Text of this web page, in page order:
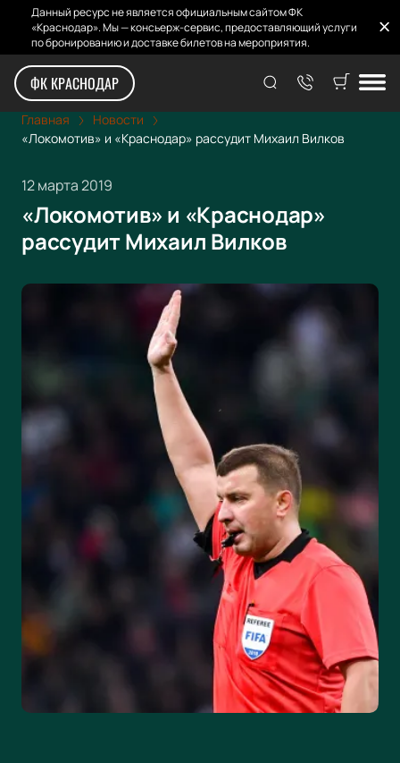
Данный ресурс не является официальным сайтом ФК
«Краснодар». Мы — консьерж-сервис, предоставляющий услуги
по бронированию и доставке билетов на мероприятия.
ФК КРАСНОДАР
Главная
Новости
«Локомотив» и «Краснодар» рассудит Михаил Вилков
12 марта 2019
«Локомотив» и «Краснодар»
рассудит Михаил Вилков